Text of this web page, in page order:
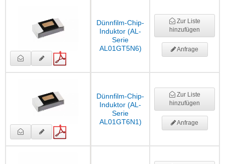
Dünnfilm-Chip-
Induktor (AL-
Serie
AL01GT5N6)
Zur Liste
hinzufügen
Anfrage
Dünnfilm-Chip-
Induktor (AL-
Serie
AL01GT6N1)
Zur Liste
hinzufügen
Anfrage